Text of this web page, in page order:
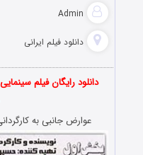
Admin
دانلود فیلم‌ ایرانی
دانلود رایگان فیلم
عوارض جانبی به